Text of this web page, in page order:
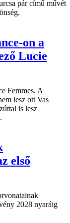
pár című művét
on a
Lucie
Femmes. A
lesz ott Vas
is lesz
első
2028 nyaráig